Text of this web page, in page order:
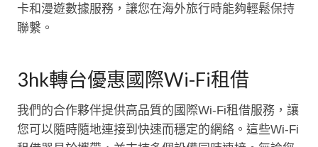
卡和漫遊數據服務，讓您在海外旅行時能夠輕鬆保持
聯繫。
3hk轉台優惠國際Wi-Fi租借
我們的合作夥伴提供高品質的國際Wi-Fi租借服務，讓
您可以隨時隨地連接到快速而穩定的網絡。這些Wi-Fi